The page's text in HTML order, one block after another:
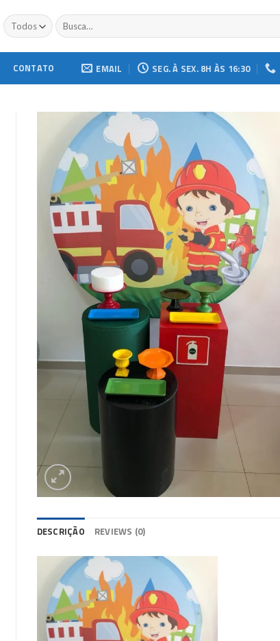
Buscar
por:
CONTATO EMAIL SEG. À SEX. 8H ÀS 16:30
Add to
wishlist
DESCRIÇÃO REVIEWS (0)